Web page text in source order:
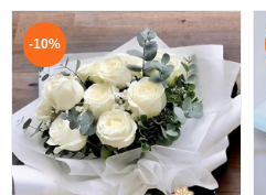
-10%